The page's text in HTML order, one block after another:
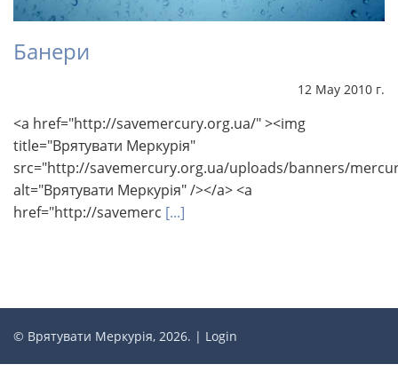
Банери
12 May 2010 г.
<a href="http://savemercury.org.ua/" ><img
title="Врятувати Меркурія"
src="http://savemercury.org.ua/uploads/banners/
alt="Врятувати Меркурія" /></a> <a
href="http://savemerc [...]
© Врятувати Меркурія, 2026. | Login